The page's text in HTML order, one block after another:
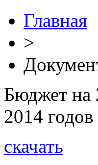
Главная
>
Бюджет на
2014
скачать